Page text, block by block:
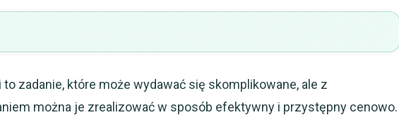
to zadanie, które może wydawać się skomplikowane, ale z
można je zrealizować w sposób efektywny i przystępny cenowo.